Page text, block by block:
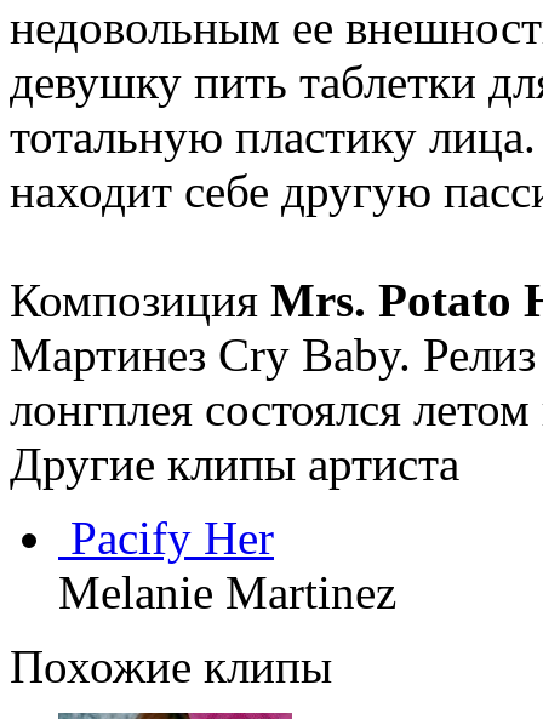
недовольным ее
девушку пить таблетки
тотальную пластику
находит себе другую
Композиция Mrs. Potato
Мартинез Cry Baby.
лонгплея состоялся
Другие клипы артиста
Pacify Her
Melanie Martinez
Похожие клипы